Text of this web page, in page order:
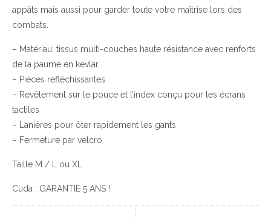
appâts mais aussi pour garder toute votre maîtrise lors des
combats.
– Matériau: tissus multi-couches haute résistance avec renforts
de la paume en kevlar
– Pièces réfléchissantes
– Revêtement sur le pouce et l’index conçu pour les écrans
tactiles
– Lanières pour ôter rapidement les gants
– Fermeture par velcro
Taille M / L ou XL
Cuda : GARANTIE 5 ANS !